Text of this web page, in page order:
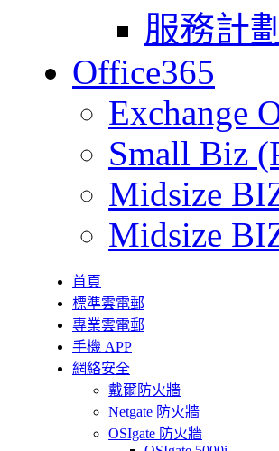
服務計
Office365
Exchange
Small Biz
Midsize
Midsize
首頁
標準雲電郵
專業雲電郵
手機 APP
網絡安全
戴爾防火牆
Netgate 防火牆
OSIgate 防火牆